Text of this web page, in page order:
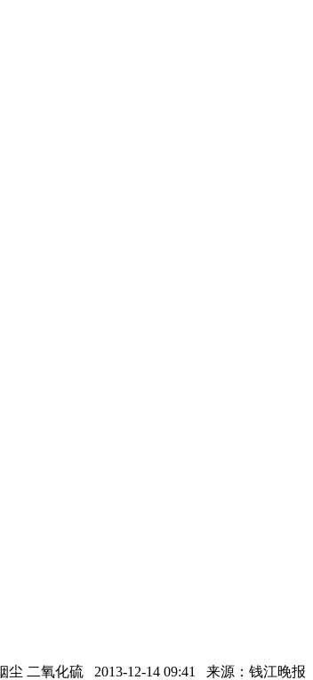
尘 二氧化硫 2013-12-14 09:41 来源：钱江晚报